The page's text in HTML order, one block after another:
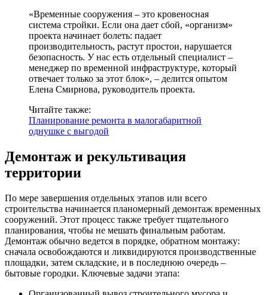
«Временные сооружения – это кровеносная
система стройки. Если она дает сбой, «организм»
проекта начинает болеть: падает
производительность, растут простои, нарушается
безопасность. У нас есть отдельный специалист –
менеджер по временной инфраструктуре, который
отвечает только за этот блок», – делится опытом
Елена Смирнова, руководитель проекта.
Читайте также:
Планирование ремонта в малогабаритной
однушке с выгодой
Демонтаж и рекультивация
территории
По мере завершения отдельных этапов или всего
строительства начинается планомерный демонтаж временных
сооружений. Этот процесс также требует тщательного
планирования, чтобы не мешать финальным работам.
Демонтаж обычно ведется в порядке, обратном монтажу:
сначала освобождаются и ликвидируются производственные
площадки, затем складские, и в последнюю очередь –
бытовые городки. Ключевые задачи этапа: